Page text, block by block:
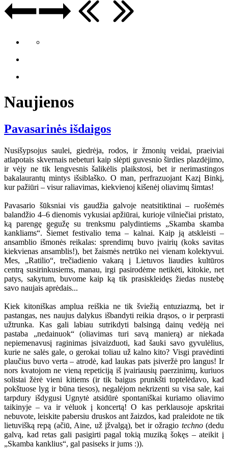
Naujienos
Pavasarinės išdaigos
Nusišypsojus saulei, giedrėja, rodos, ir žmonių veidai, praeiviai
atlapotais skvernais nebeturi kaip slėpti guvesnio širdies plazdėjimo,
ir vėjy ne tik lengvesnis šalikėlis plaikstosi, bet ir nerimastingos
bakalaurantų mintys išsiblaško. O man, perfrazuojant Kazį Binkį,
kur pažiūri – visur raliavimas, kiekvienoj kišenėj oliavimų šimtas!
Pavasario šūksniai vis gaudžia galvoje neatsitiktinai – ruošėmės
balandžio 4–6 dienomis vykusiai apžiūrai, kurioje vilniečiai pristato,
ką parengę gegužę su trenksmu palydintiems „Skamba skamba
kankliams“. Šiemet festivalio tema – kalnai. Kaip ją atskleisti –
ansamblio išmonės reikalas: sprendimų buvo įvairių (koks savitas
kiekvienas ansamblis!), bet žaismės netrūko nei vienam kolektyvui.
Mes, „Ratilio“, trečiadienio vakarą į Lietuvos liaudies kultūros
centrą susirinkusiems, manau, irgi pasirodėme netikėti, kitokie, net
patys, sakytum, buvome kaip ką tik prasiskleidęs žiedas nustebę
savo naujais aprėdais...
Kiek kitoniškas amplua reiškia ne tik šviežią entuziazmą, bet ir
pastangas, nes naujus dalykus išbandyti reikia drąsos, o ir perprasti
užtrunka. Kas gali labiau sutrikdyti balsingą dainų vedėją nei
pastaba „nedainuok“ (oliavimas turi savą manierą) ar niekada
nepiemenavusį raginimas įsivaizduoti, kad šauki savo gyvulėlius,
kurie ne salės gale, o gerokai toliau už kalno kito? Visgi pravėdinti
plaučius buvo verta – atrodė, kad laukas pats įsiveržė pro langus! Ir
nors kvatojom ne vieną repeticiją iš įvairiausių paerzinimų, kuriuos
solistai žėrė vieni kitiems (ir tik baigus prunkšti toptelėdavo, kad
pokštuose lyg ir būna tiesos), negalėjom nekrizenti su visa sale, kai
tarpdury išdygusi Ugnytė atsidūrė spontaniškai kuriamo oliavimo
taikinyje – va ir vėluok į koncertą! O kas perklausoje apskritai
nebuvote, leiskite pabersiu druskos ant žaizdos, kad praleidote ne tik
lietuvišką repą (ačiū, Aine, už įžvalgą), bet ir ožragio techno(dedu
galvą, kad retas gali pasigirti pagal tokią muziką šokęs – ateikit į
„Skamba kanklius“, gal pasiseks ir jums :)).